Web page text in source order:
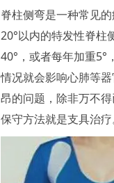
脊柱侧弯是一种常见
20°以内的特发性脊柱
40°，或者每年加重
情况就会影响心肺等
昂的问题，除非万不
保守方法就是支具治疗